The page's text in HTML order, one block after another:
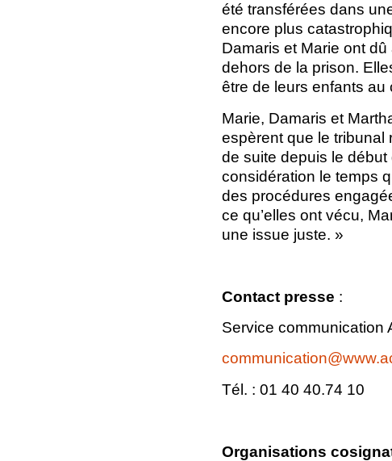
été transférées dans
encore plus
Damaris et Marie ont dû
dehors de la prison.
être de leurs enfants au
Marie, Damaris et
espèrent que le tribunal
de suite depuis le début
considération le temps
des procédures
ce qu’elles ont vécu,
une issue juste. »
Contact presse :
Service communication
Tél. : 01 40 40.74 10
Organisations